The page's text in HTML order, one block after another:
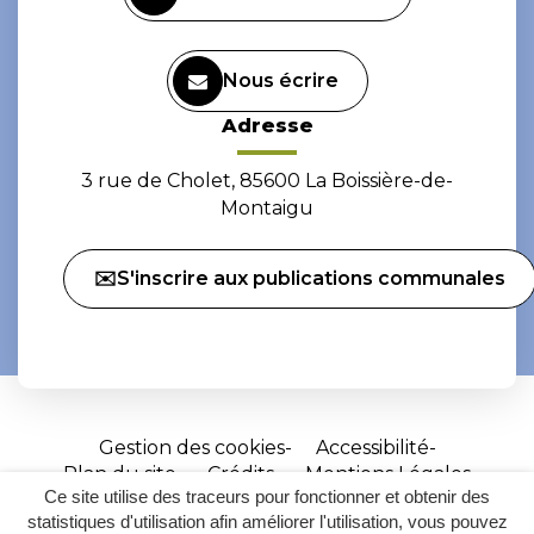
Ce site utilise des traceurs pour fonctionner et obtenir des
statistiques d'utilisation afin améliorer l'utilisation, vous pouvez
Nous écrire
Adresse
3 rue de Cholet, 85600 La Boissière-de-
Montaigu
✉️S'inscrire aux publications communales
Gestion des cookies
Accessibilité
Plan du site
Crédits
Mentions Légales
Site